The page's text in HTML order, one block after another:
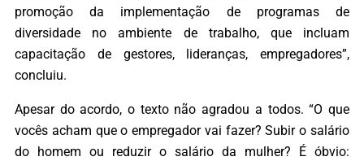
promoção da implementação de programas de
diversidade no ambiente de trabalho, que incluam
capacitação de gestores, lideranças, empregadores”,
concluiu.
Apesar do acordo, o texto não agradou a todos. “O que
vocês acham que o empregador vai fazer? Subir o salário
do homem ou reduzir o salário da mulher? É óbvio: